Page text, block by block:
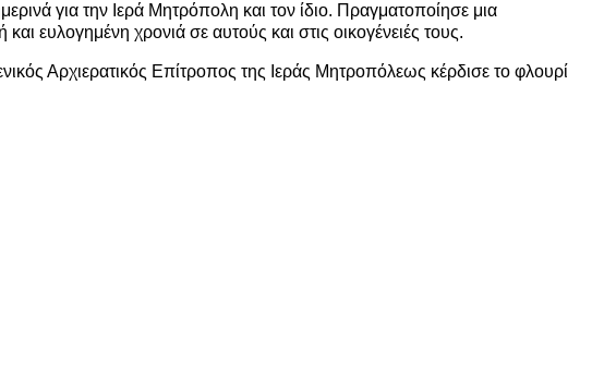
για την Ιερά Μητρόπολη και τον ίδιο. Πραγματοποίησε μια
ευλογημένη χρονιά σε αυτούς και στις οικογένειές τους.
Αρχιερατικός Επίτροπος της Ιεράς Μητροπόλεως κέρδισε το φλουρί